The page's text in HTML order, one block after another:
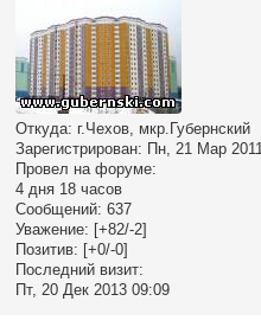
Откуда: г.Чехов, мкр.Губернский
Зарегистрирован: Пн, 21 Мар 2011
Провел на форуме:
4 дня 18 часов
Сообщений: 637
Уважение: [+82/-2]
Позитив: [+0/-0]
Последний визит:
Пт, 20 Дек 2013 09:09